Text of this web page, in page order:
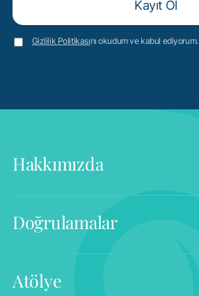
Gizlilik Politikasını okudum ve kabul ediyorum.
Hakkımızda
Doğrulamalar
Atölye